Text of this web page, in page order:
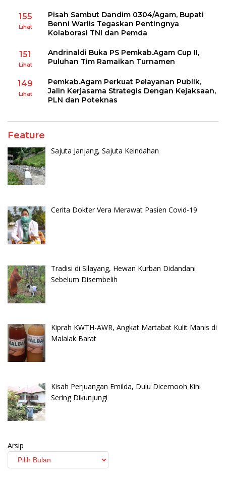
155
Lihat
Pisah Sambut Dandim 0304/Agam, Bupati
Benni Warlis Tegaskan Pentingnya
Kolaborasi TNI dan Pemda
151
Lihat
Andrinaldi Buka PS Pemkab.Agam Cup II,
Puluhan Tim Ramaikan Turnamen
149
Lihat
Pemkab.Agam Perkuat Pelayanan Publik,
Jalin Kerjasama Strategis Dengan Kejaksaan,
PLN dan Poteknas
Feature
Sajuta Janjang, Sajuta Keindahan
Cerita Dokter Vera Merawat Pasien Covid-19
Tradisi di Silayang, Hewan Kurban Didandani
Sebelum Disembelih
Kiprah KWTH-AWR, Angkat Martabat Kulit Manis di
Malalak Barat
Kisah Perjuangan Emilda, Dulu Dicemooh Kini
Sering Dikunjungi
Arsip